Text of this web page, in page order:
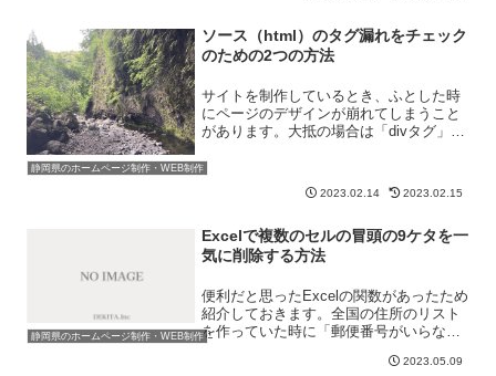
静岡県のホームページ制作・WEB制作
ソース（html）のタグ漏れをチェック
のための2つの方法
サイトを制作しているとき、ふとした時
にページのデザインが崩れてしまうこと
があります。大抵の場合は「divタグ」が
グの閉じ忘れ」や「空白」、「CSSの記
述ミス」などがあります。弊社の場合、
それらのチェックを...
2023.02.14 2023.02.15
静岡県のホームページ制作・WEB制作
Excelで複数のセルの冒頭の9ケタを一
気に削除する方法
便利だと思ったExcelの関数があったため
紹介しておきます。全国の住所のリスト
を作っていた時に「郵便番号がいらな
10000行の情報が入っており、郵便番号
2023.05.09